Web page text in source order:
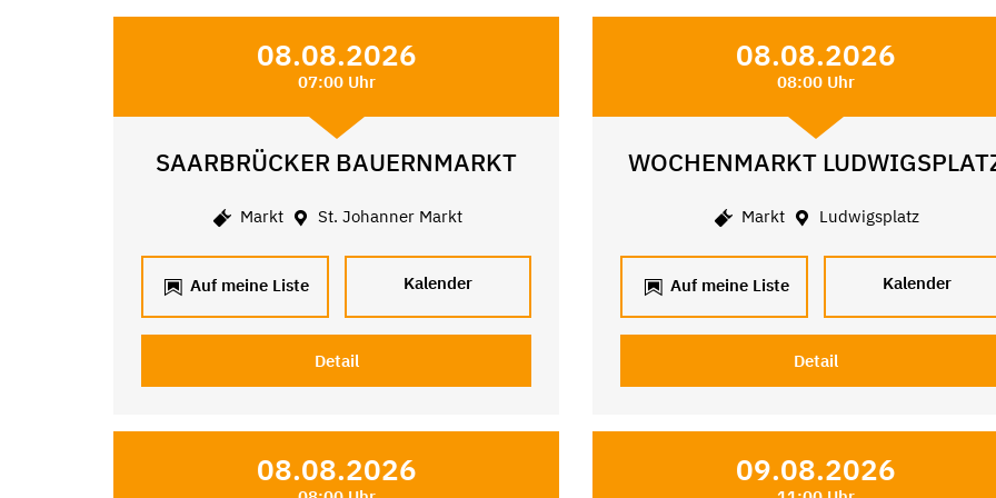
08.08.2026
07:00 Uhr
SAARBRÜCKER BAUERNMARKT
Markt St. Johanner Markt
Auf meine Liste Kalender
Detail
08.08.2026
08:00 Uhr
WOCHENMARKT
Markt Ludwigsplatz
Auf meine Liste Kalender
Detail
08.08.2026 09.08.2026